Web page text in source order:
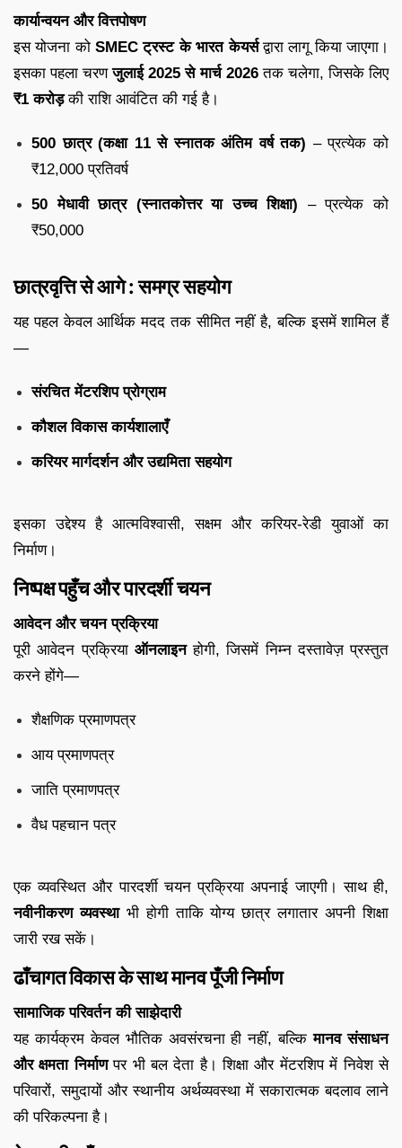
कार्यान्वयन और वित्तपोषण
इस योजना कोSMEC ट्रस्ट के भारत केयर्सद्वारा लागू किया जाएगा।
इसका पहला चरणजुलाई 2025 से मार्च 2026तक चलेगा, जिसके लिए
₹1 करोड़की राशि आवंटित की गई है।
500 छात्र (कक्षा 11 से स्नातक अंतिम वर्ष तक) – प्रत्येक को
₹12,000 प्रतिवर्ष
50 मेधावी छात्र (स्नातकोत्तर या उच्च शिक्षा) – प्रत्येक को
₹50,000
छात्रवृत्ति से आगे : समग्र सहयोग
यह पहल केवल आर्थिक मदद तक सीमित नहीं है, बल्कि इसमें शामिल हैं
—
संरचित मेंटरशिप प्रोग्राम
कौशल विकास कार्यशालाएँ
करियर मार्गदर्शन और उद्यमिता सहयोग
इसका उद्देश्य है आत्मविश्वासी, सक्षम और करियर-रेडी युवाओं का
निर्माण।
निष्पक्ष पहुँच और पारदर्शी चयन
आवेदन और चयन प्रक्रिया
पूरी आवेदन प्रक्रिया ऑनलाइनहोगी, जिसमें निम्न दस्तावेज़ प्रस्तुत
करने होंगे—
शैक्षणिक प्रमाणपत्र
आय प्रमाणपत्र
जाति प्रमाणपत्र
वैध पहचान पत्र
एक व्यवस्थित और पारदर्शी चयन प्रक्रिया अपनाई जाएगी। साथ ही,
नवीनीकरण व्यवस्थाभी होगी ताकि योग्य छात्र लगातार अपनी शिक्षा
जारी रख सकें।
ढाँचागत विकास के साथ मानव पूँजी निर्माण
सामाजिक परिवर्तन की साझेदारी
यह कार्यक्रम केवल भौतिक अवसंरचना ही नहीं, बल्किमानव संसाधन
और क्षमता निर्माणपर भी बल देता है। शिक्षा और मेंटरशिप में निवेश से
परिवारों, समुदायों और स्थानीय अर्थव्यवस्था में सकारात्मक बदलाव लाने
की परिकल्पना है।